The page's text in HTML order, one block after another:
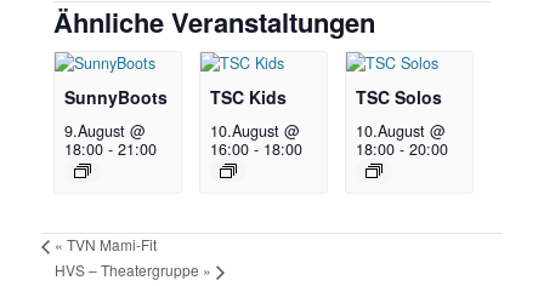
Ähnliche Veranstaltungen
SunnyBoots
9.August @
18:00 -21:00
TSC Kids
10.August @
16:00 - 18:00
TSC Solos
10.August @
18:00 -20:00
« TVN Mami-Fit
HVS – Theatergruppe »